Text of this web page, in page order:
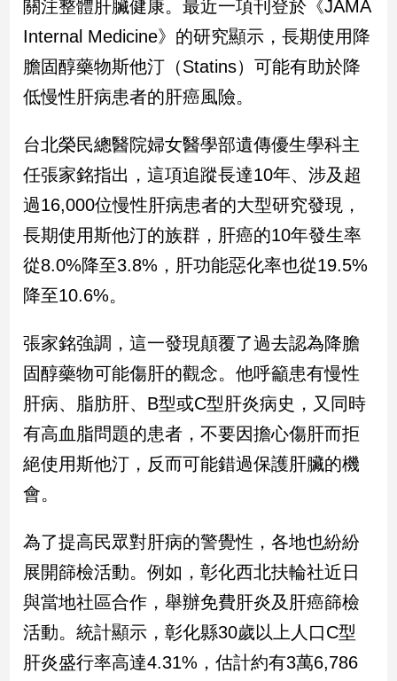
娛
樂
娛
星
行/
時
尚
追
星
活
築/
室
內
設
旅
美
食
星
座/
命
關注整體肝臟健康。最近一項刊登於《JAMA
Internal Medicine》的研究顯示，長期使用降
膽固醇藥物斯他汀（Statins）可能有助於降
低慢性肝病患者的肝癌風險。
台北榮民總醫院婦女醫學部遺傳優生學科主
任張家銘指出，這項追蹤長達10年、涉及超
過16,000位慢性肝病患者的大型研究發現，
長期使用斯他汀的族群，肝癌的10年發生率
從8.0%降至3.8%，肝功能惡化率也從19.5%
降至10.6%。
張家銘強調，這一發現顛覆了過去認為降膽
固醇藥物可能傷肝的觀念。他呼籲患有慢性
肝病、脂肪肝、B型或C型肝炎病史，又同時
有高血脂問題的患者，不要因擔心傷肝而拒
絕使用斯他汀，反而可能錯過保護肝臟的機
會。
為了提高民眾對肝病的警覺性，各地也紛紛
展開篩檢活動。例如，彰化西北扶輪社近日
與當地社區合作，舉辦免費肝炎及肝癌篩檢
活動。統計顯示，彰化縣30歲以上人口C型
肝炎盛行率高達4.31%，估計約有3萬6,786